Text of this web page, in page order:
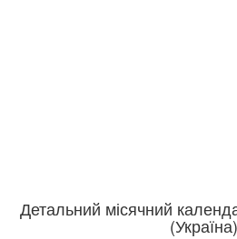
Детальний місячний
(Україна)